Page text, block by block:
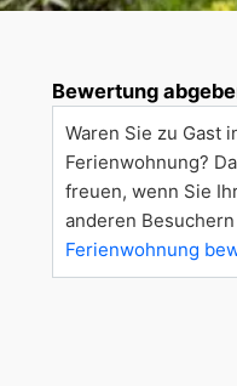
Bewertung
Waren Sie zu Gast
Ferienwohnung?
freuen, wenn Sie
anderen
Ferienwohnung